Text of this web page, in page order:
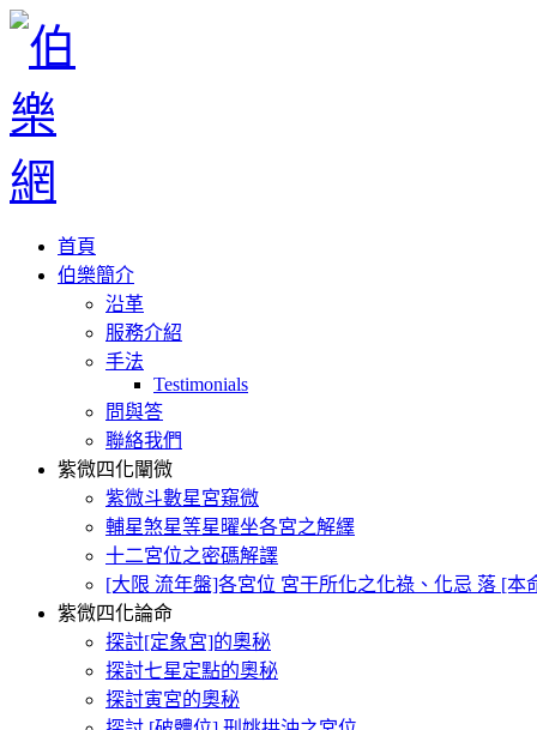
首頁
伯樂簡介
沿革
服務介紹
手法
Testimonials
問與答
聯絡我們
紫微四化闡微
紫微斗數星宮窺微
輔星煞星等星曜坐各宮之解繹
十二宮位之密碼解譯
[大限 流年盤]各宮位 宮干所化之化祿、化忌 落 [本
紫微四化論命
探討[定象宮]的奧秘
探討七星定點的奧秘
探討寅宮的奧秘